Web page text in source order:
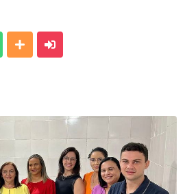
WhatsappOutras Mídias